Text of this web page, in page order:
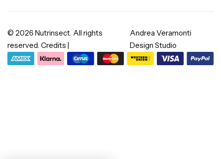
© 2026 Nutrinsect. All rights
reserved. Credits |
Andrea Veramonti
Design Studio